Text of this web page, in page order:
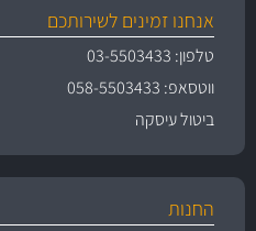
אנחנו זמינים לשירותכם
טלפון: 03-5503433
ווטסאפ: 058-5503433
ביטול עיסקה
החנות